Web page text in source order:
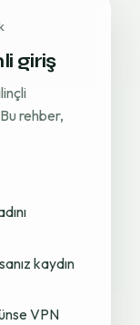
giriş
rehber,
kaydın
VPN